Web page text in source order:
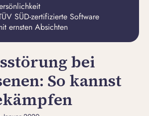
SÜD-zertifizierte Software
ernsten Absichten
bei
So kannst